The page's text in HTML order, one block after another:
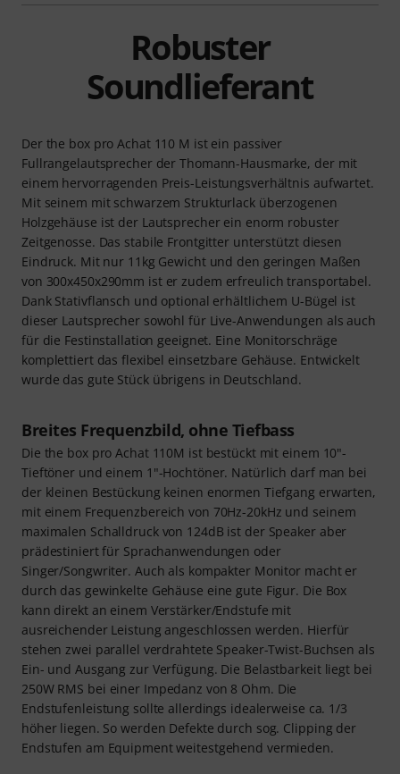
Robuster
Soundlieferant
Der the box pro Achat 110 M ist ein passiver
Fullrangelautsprecher der Thomann-Hausmarke, der mit
einem hervorragenden Preis-Leistungsverhältnis aufwartet.
Mit seinem mit schwarzem Strukturlack überzogenen
Holzgehäuse ist der Lautsprecher ein enorm robuster
Zeitgenosse. Das stabile Frontgitter unterstützt diesen
Eindruck. Mit nur 11kg Gewicht und den geringen Maßen
von 300x450x290mm ist er zudem erfreulich transportabel.
Dank Stativflansch und optional erhältlichem U-Bügel ist
dieser Lautsprecher sowohl für Live-Anwendungen als auch
für die Festinstallation geeignet. Eine Monitorschräge
komplettiert das flexibel einsetzbare Gehäuse. Entwickelt
wurde das gute Stück übrigens in Deutschland.
Breites Frequenzbild, ohne Tiefbass
Die the box pro Achat 110M ist bestückt mit einem 10"-
Tieftöner und einem 1"-Hochtöner. Natürlich darf man bei
der kleinen Bestückung keinen enormen Tiefgang erwarten,
mit einem Frequenzbereich von 70Hz-20kHz und seinem
maximalen Schalldruck von 124dB ist der Speaker aber
prädestiniert für Sprachanwendungen oder
Singer/Songwriter. Auch als kompakter Monitor macht er
durch das gewinkelte Gehäuse eine gute Figur. Die Box
kann direkt an einem Verstärker/Endstufe mit
ausreichender Leistung angeschlossen werden. Hierfür
stehen zwei parallel verdrahtete Speaker-Twist-Buchsen als
Ein- und Ausgang zur Verfügung. Die Belastbarkeit liegt bei
250W RMS bei einer Impedanz von 8 Ohm. Die
Endstufenleistung sollte allerdings idealerweise ca. 1/3
höher liegen. So werden Defekte durch sog. Clipping der
Endstufen am Equipment weitestgehend vermieden.